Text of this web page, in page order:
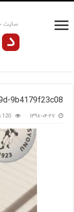
9b4179f23c08
۱۳۹۸-۰۴-۲۷ 120 نمایش